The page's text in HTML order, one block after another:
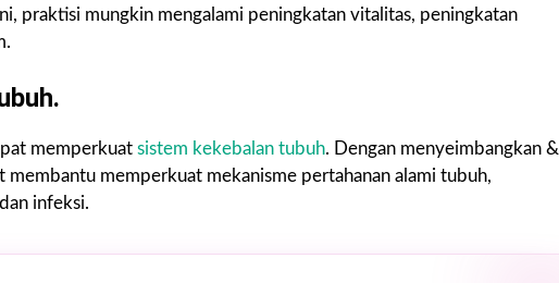
praktisi mungkin mengalami peningkatan vitalitas, peningkatan
memperkuat sistem kekebalan tubuh. Dengan menyeimbangkan &
memperkuat mekanisme pertahanan alami tubuh,
infeksi.